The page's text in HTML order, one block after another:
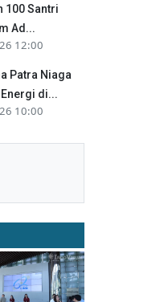
100 Santri
Ad...
12:00
Patra Niaga
di...
10:00